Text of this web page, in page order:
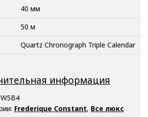
40 мм
50 м
Quartz Chronograph Triple Calendar
информация
Frederique Constant, Все люкс